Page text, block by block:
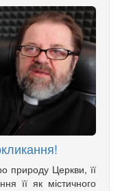
природу Церкви, її
її як містичного